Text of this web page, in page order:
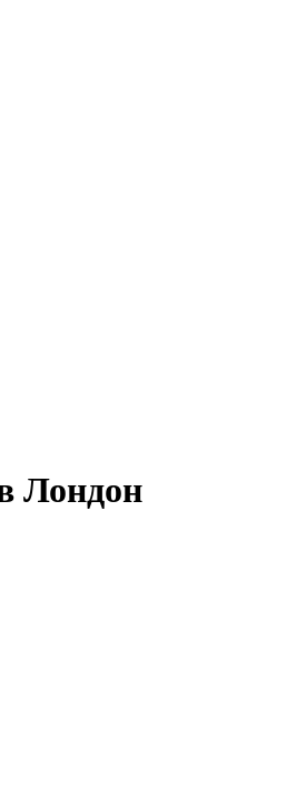
Лондон